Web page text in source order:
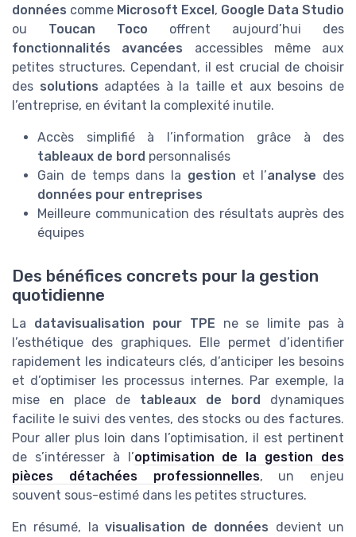
données comme Microsoft Excel , Google Data Studio
ou Toucan Toco offrent aujourd’hui des
fonctionnalités avancées accessibles même aux
petites structures. Cependant, il est crucial de choisir
des solutions adaptées à la taille et aux besoins de
l’entreprise, en évitant la complexité inutile.
Accès simplifié à l’information grâce à des
tableaux de bord personnalisés
Gain de temps dans la gestion et l’analyse des
données pour entreprises
Meilleure communication des résultats auprès des
équipes
Des bénéfices concrets pour la gestion
quotidienne
La datavisualisation pour TPE ne se limite pas à
l’esthétique des graphiques. Elle permet d’identifier
rapidement les indicateurs clés, d’anticiper les besoins
et d’optimiser les processus internes. Par exemple, la
mise en place de tableaux de bord dynamiques
facilite le suivi des ventes, des stocks ou des factures.
Pour aller plus loin dans l’optimisation, il est pertinent
de s’intéresser à l’optimisation de la gestion des
pièces détachées professionnelles, un enjeu
souvent sous-estimé dans les petites structures.
En résumé, la visualisation de données devient un